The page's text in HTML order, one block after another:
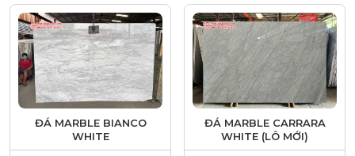
ĐÁ MARBLE BIANCO
WHITE
ĐÁ MARBLE CARRARA
WHITE (LÔ MỚI)